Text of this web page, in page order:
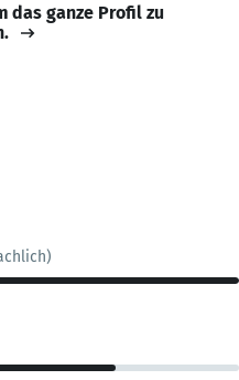
das ganze Profil zu